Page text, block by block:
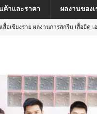
ค้าและราคา ผลงานของเ
สื้อเชียงราย ผลงานการสกรีน เสื้อยืด เ
เสื้อเชียงราย ผลงานการสกรีน เสื้อ
เสื้อเชียงราย ผลงานการสกรีนเสื้อ ค